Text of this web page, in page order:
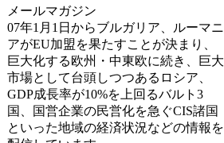
メールマガジン
07年1月1日からブルガリア、ルーマニ
アがEU加盟を果たすことが決まり、
巨大化する欧州・中東欧に続き、巨大
市場として台頭しつつあるロシア、
GDP成長率が10%を上回るバルト3
国、国営企業の民営化を急ぐCIS諸国
といった地域の経済状況などの情報を